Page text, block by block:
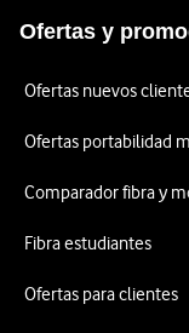
Ofertas y
Ofertas nuevos
Ofertas portabilidad
Comparador fibra y
Fibra estudiantes
Ofertas para clientes